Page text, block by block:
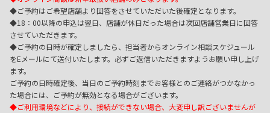
◆ご予約はご希望店舗より回答をさせていただいた後確定となります。
◆18：00以降の申込は翌日、店舗が休日だった場合は次回店舗営業日に回答
させていただきます。
◆ご予約の日時が確定しましたら、担当者からオンライン相談スケジュール
をEメールにて送付いたします。必ずご返信いただきますようお願い申し上げ
ます。
ご予約の日時確定後、当日のご予約時刻までお客様とのご連絡がつかなかっ
た場合には、ご予約が無効となる場合がございます。
◆ご利用環境などにより、接続ができない場合、大変申し訳ございませんが